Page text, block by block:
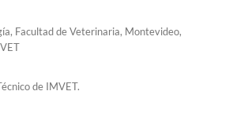
Facultad de Veterinaria, Montevideo,
de IMVET.